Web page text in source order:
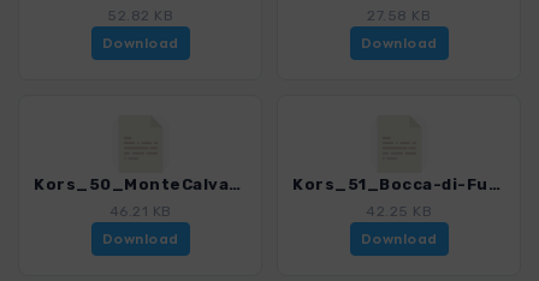
52.82 KB
Download
27.58 KB
Download
Kors_50_MonteCalva_4280_18.gpx
46.21 KB
Download
Kors_51_Bocca-di-Fumicosa_4280_18.gpx
42.25 KB
Download